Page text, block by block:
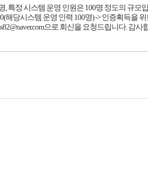
특정 시스템 운영 인원은 100명 정도의 규모
해당시스템 운영 인력 100명) -> 인증획득을
으로 회신을 요청드립니다. 감사